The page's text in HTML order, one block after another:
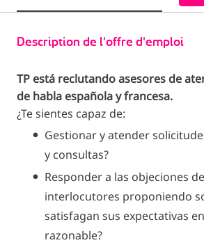
Description de l'offre d'emploi
TP está reclutando asesores de
de habla española y francesa.
¿Te sientes capaz de:
Gestionar y atender
y consultas?
Responder a las objeciones
interlocutores proponiendo
satisfagan sus expectativas
razonable?